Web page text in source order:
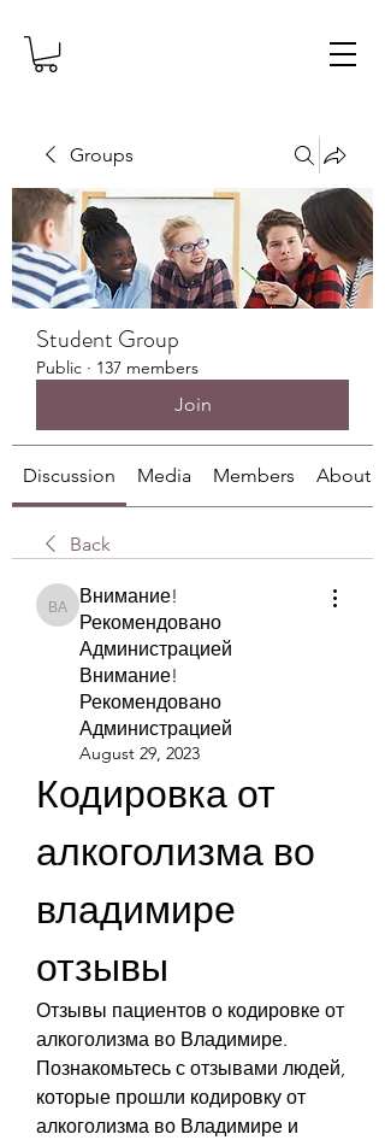
Groups
Student Group
Public · 137 members
Join
Discussion Media Members About
Back
Внимание! Рекомендовано Администрацией
Внимание!
Рекомендовано
Администрацией
Внимание!
Рекомендовано
Администрацией
August 29, 2023
Кодировка от
алкоголизма во
владимире
отзывы
Отзывы пациентов о кодировке от
алкоголизма во Владимире.
Познакомьтесь с отзывами людей,
которые прошли кодировку от
алкоголизма во Владимире и